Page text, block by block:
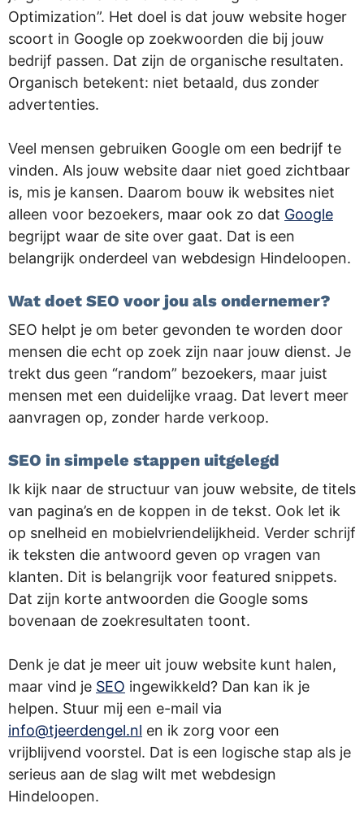
Optimization”. Het doel is dat jouw website hoger
scoort in Google op zoekwoorden die bij jouw
bedrijf passen. Dat zijn de organische resultaten.
Organisch betekent: niet betaald, dus zonder
advertenties.
Veel mensen gebruiken Google om een bedrijf te
vinden. Als jouw website daar niet goed zichtbaar
is, mis je kansen. Daarom bouw ik websites niet
alleen voor bezoekers, maar ook zo dat Google
begrijpt waar de site over gaat. Dat is een
belangrijk onderdeel van webdesign Hindeloopen.
Wat doet SEO voor jou als ondernemer?
SEO helpt je om beter gevonden te worden door
mensen die echt op zoek zijn naar jouw dienst. Je
trekt dus geen “random” bezoekers, maar juist
mensen met een duidelijke vraag. Dat levert meer
aanvragen op, zonder harde verkoop.
SEO in simpele stappen uitgelegd
Ik kijk naar de structuur van jouw website, de titels
van pagina’s en de koppen in de tekst. Ook let ik
op snelheid en mobielvriendelijkheid. Verder schrijf
ik teksten die antwoord geven op vragen van
klanten. Dit is belangrijk voor featured snippets.
Dat zijn korte antwoorden die Google soms
bovenaan de zoekresultaten toont.
Denk je dat je meer uit jouw website kunt halen,
maar vind je SEO ingewikkeld? Dan kan ik je
helpen. Stuur mij een e-mail via
info@tjeerdengel.nl en ik zorg voor een
vrijblijvend voorstel. Dat is een logische stap als je
serieus aan de slag wilt met webdesign
Hindeloopen.